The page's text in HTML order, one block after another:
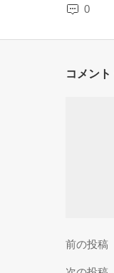
0
コメント
前の投稿